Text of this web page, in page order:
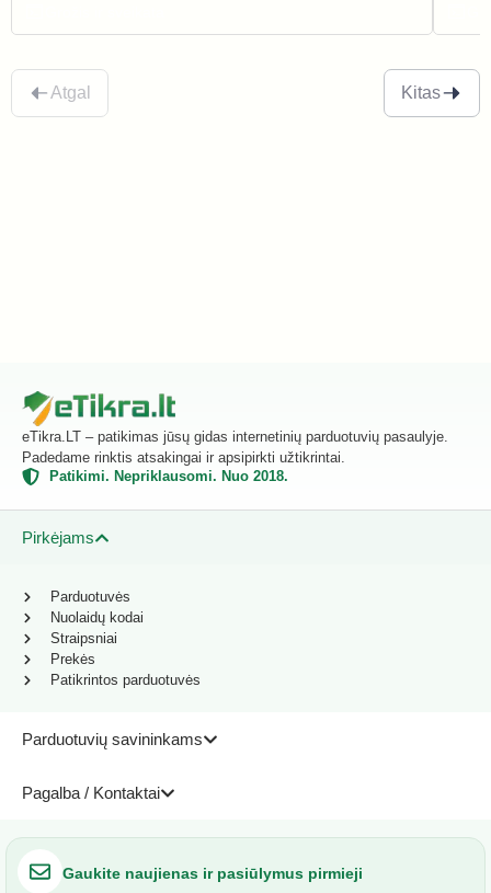
Atgal Kitas
eTikra.LT – patikimas jūsų gidas internetinių parduotuvių pasaulyje.
Padedame rinktis atsakingai ir apsipirkti užtikrintai.
Patikimi. Nepriklausomi. Nuo 2018.
Pirkėjams
Parduotuvių savininkams
Pagalba / Kontaktai
Parduotuvės
Nuolaidų kodai
Straipsniai
Prekės
Patikrintos parduotuvės
Gaukite naujienas ir pasiūlymus pirmieji